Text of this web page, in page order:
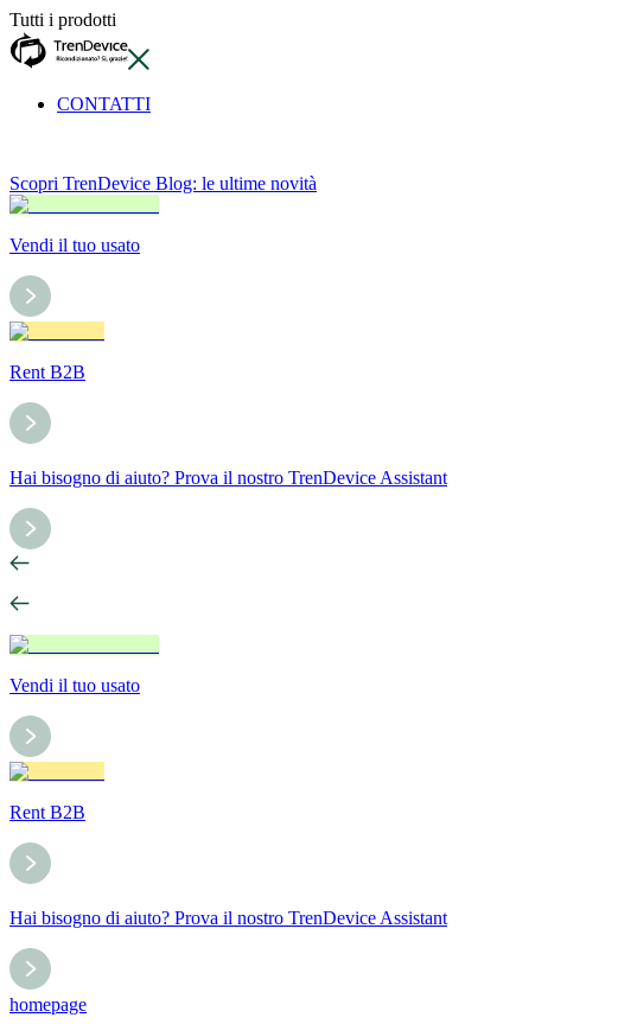
Tutti i prodotti
CONTATTI
Scopri TrenDevice Blog: le ultime novità
Vendi il tuo usato
Rent B2B
Hai bisogno di aiuto? Prova il nostro TrenDevice Assistant
Vendi il tuo usato
Rent B2B
Hai bisogno di aiuto? Prova il nostro TrenDevice Assistant
homepage